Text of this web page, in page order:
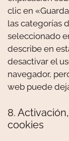
clic en
las categorías
seleccionado
describe en
desactivar el
navegador,
web puede
8.
cookies